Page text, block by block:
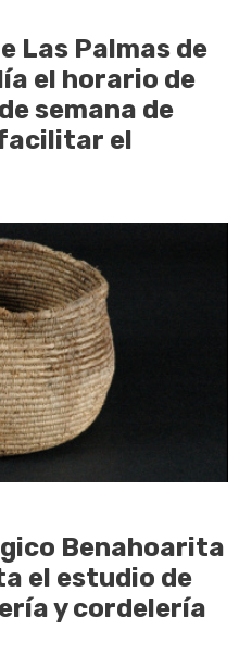
Las Palmas de
el horario de
semana de
el
Benahoarita
el estudio de
y cordelería